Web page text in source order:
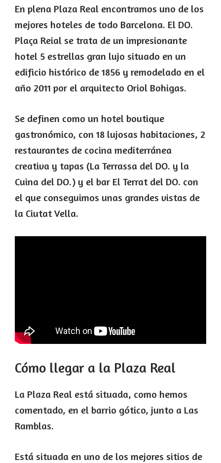
En plena Plaza Real encontramos uno de los
mejores hoteles de todo Barcelona. El DO.
Plaça Reial se trata de un impresionante
hotel 5 estrellas gran lujo situado en un
edificio histórico de 1856 y remodelado en el
año 2011 por el arquitecto Oriol Bohigas.
Se definen como un hotel boutique
gastronómico, con 18 lujosas habitaciones, 2
restaurantes de cocina mediterránea
creativa y tapas (La Terrassa del DO. y la
Cuina del DO.) y el bar El Terrat del DO. con
el que conseguimos unas grandes vistas de
la Ciutat Vella.
Cómo llegar a la Plaza Real
La Plaza Real está situada, como hemos
comentado, en el barrio gótico, junto a Las
Ramblas.
Está situada en uno de los mejores sitios de